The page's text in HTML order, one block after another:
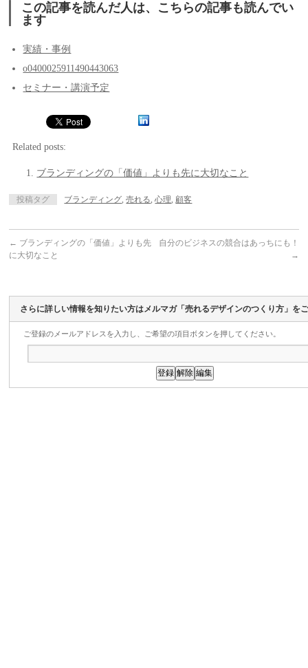
この記事を読んだ人は、こちらの記事も読んでい
ます
実績・事例
o0400025911490443063
セミナー・講演予定
Related posts:
ブランディングの「価値」よりも先に大切なこと
投稿タグ ブランディング,売れる,心理,顧客
← ブランディングの「価値」よりも先
に大切なこと
自分のビジネスの競合はあっちにも！
→
さらに詳しい情報を知りたい方はメルマガ「売れるデザインのつくり方」を
ご登録のメールアドレスを入力し、ご希望の項目ボタンを押してください。